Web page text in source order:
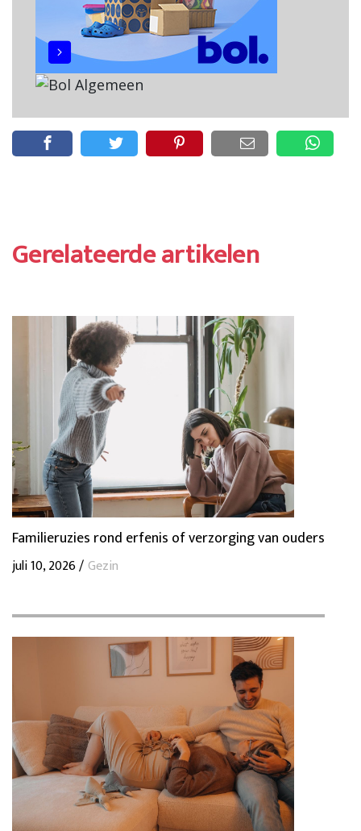
Gerelateerde artikelen
Familieruzies rond erfenis of verzorging van ouders
juli 10, 2026 /Gezin